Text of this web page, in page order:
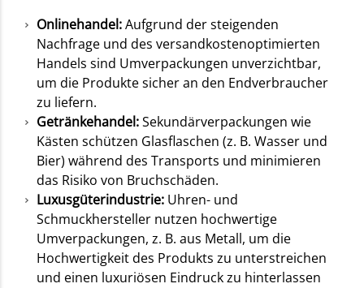
Onlinehandel:Aufgrund der steigenden
Nachfrage und des versandkostenoptimierten
Handels sind Umverpackungen unverzichtbar,
um die Produkte sicher an den Endverbraucher
zu liefern.
Getränkehandel:Sekundärverpackungen wie
Kästen schützen Glasflaschen (z. B. Wasser und
Bier) während des Transports und minimieren
das Risiko von Bruchschäden.
Luxusgüterindustrie: Uhren- und
Schmuckhersteller nutzen hochwertige
Umverpackungen, z. B. aus Metall, um die
Hochwertigkeit des Produkts zu unterstreichen
und einen luxuriösen Eindruck zu hinterlassen